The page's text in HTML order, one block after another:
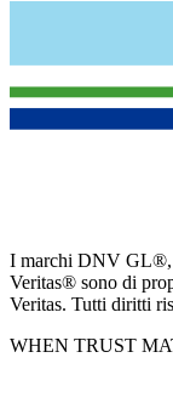
I marchi DNV
Veritas® sono di
Veritas. Tutti diritti
WHEN TRUST